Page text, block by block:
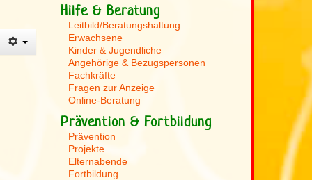
Hilfe & Beratung
Leitbild/Beratungshaltung
Erwachsene
Kinder & Jugendliche
Angehörige & Bezugspersonen
Fachkräfte
Fragen zur Anzeige
Online-Beratung
Prävention & Fortbildung
Prävention
Projekte
Elternabende
Fortbildung